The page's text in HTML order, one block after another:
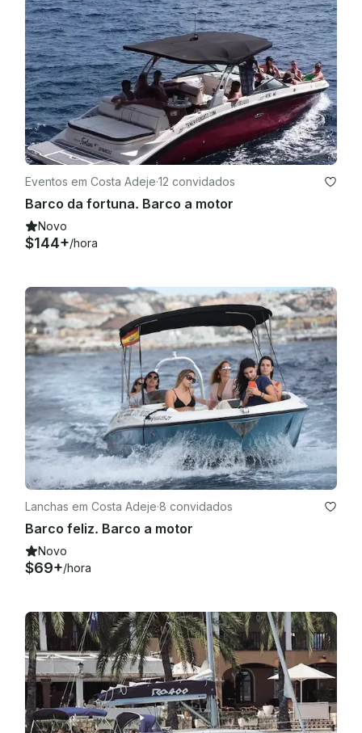
Eventos em Costa Adeje·12 convidados
Barco da fortuna. Barco a motor
Novo
$144+/hora
Lanchas em Costa Adeje·8 convidados
Barco feliz. Barco a motor
Novo
$69+/hora